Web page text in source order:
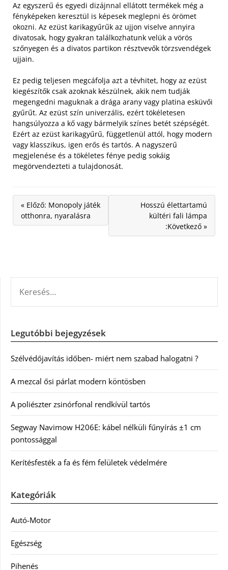
Az egyszerű és egyedi dizájnnal ellátott termékek még a
fényképeken keresztül is képesek meglepni és örömet
okozni. Az ezüst karikagyűrűk az ujjon viselve annyira
divatosak, hogy gyakran találkozhatunk velük a vörös
szőnyegen és a divatos partikon résztvevők törzsvendégek
ujjain.
Ez pedig teljesen megcáfolja azt a tévhitet, hogy az ezüst
kiegészítők csak azoknak készülnek, akik nem tudják
megengedni maguknak a drága arany vagy platina esküvői
gyűrűt. Az ezüst szín univerzális, ezért tökéletesen
hangsúlyozza a kő vagy bármelyik színes betét szépségét.
Ezért az ezüst karikagyűrű, függetlenül attól, hogy modern
vagy klasszikus, igen erős és tartós. A nagyszerű
megjelenése és a tökéletes fénye pedig sokáig
megörvendezteti a tulajdonosát.
« Előző: Monopoly játék
otthonra, nyaralásra
Hosszú élettartamú
kültéri fali lámpa
:Következő »
Legutóbbi bejegyzések
Szélvédőjavítás időben- miért nem szabad halogatni ?
A mezcal ősi párlat modern köntösben
A poliészter zsinórfonal rendkívül tartós
Segway Navimow H206E: kábel nélküli fűnyírás ±1 cm
pontossággal
Kerítésfesték a fa és fém felületek védelmére
Kategóriák
Autó-Motor
Egészség
Pihenés